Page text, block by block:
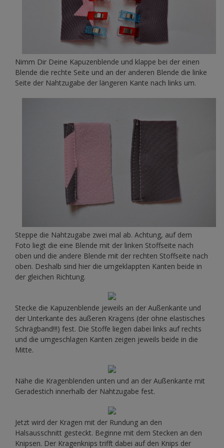
Nimm Dir Deine Kapuzenblende und klappe bei der einen
Blende die rechte Seite und an der anderen Blende die linke
Seite der Nahtzugabe der längeren Kante nach links um.
Steppe die Nahtzugabe zwei mal ab. Achtung, auf dem
Foto liegt die eine Blende mit der linken Stoffseite nach
oben und die andere Blende mit der rechten Stoffseite nach
oben. Deshalb sind hier die umgeklappten Kanten beide in
der gleichen Richtung.
Stecke die Kapuzenblende jeweils an der Außenkante und
der Unterkante des äußeren Kragens (der ohne elastisches
Schrägband!!!) fest. Die Stoffe liegen dabei links auf rechts
und die umgeschlagen Kanten zeigen jeweils beide in die
Mitte.
Nähe die Kragenblenden unten und an der Außenkante mit
Geradestich innerhalb der Nahtzugabe fest.
Jetzt wird der Kragen mit der Rundung an den
Halsausschnitt gesteckt. Beginne mit dem Stecken an den
Knipsen. Der Kragenknips trifft dabei auf den Knips der